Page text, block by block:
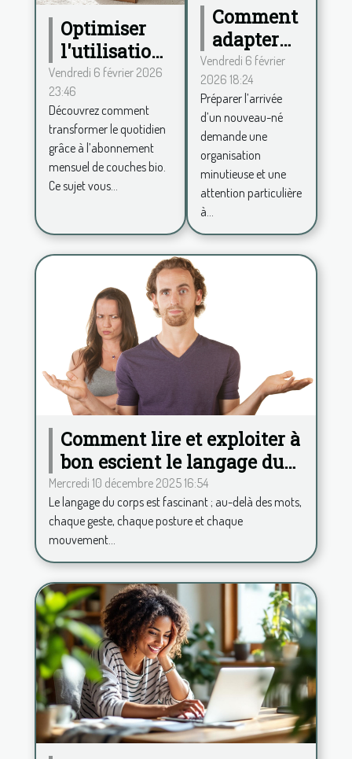
Optimiser
l'utilisation
des couches
bio via un
abonnement
mensuel
Vendredi 6 février 2026
23:46
Découvrez comment
transformer le quotidien
grâce à l’abonnement
mensuel de couches bio.
Ce sujet vous...
Comment
adapter
votre
maison à
l'arrivée
d'un
nouveau-
né?
Vendredi 6 février
2026 18:24
Préparer l’arrivée
d’un nouveau-né
demande une
organisation
minutieuse et une
attention particulière
à...
Comment lire et exploiter à
bon escient le langage du
corps ?
Mercredi 10 décembre 2025 16:54
Le langage du corps est fascinant ; au-delà des mots,
chaque geste, chaque posture et chaque
mouvement...